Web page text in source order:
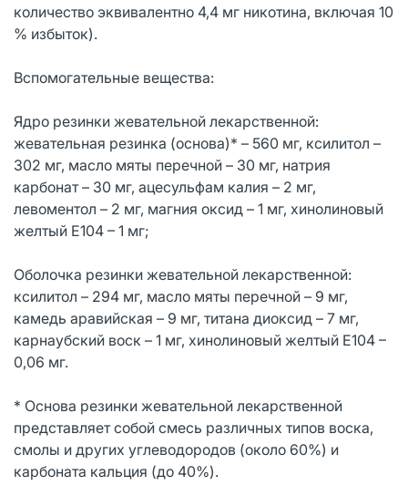
количество эквивалентно 4,4 мг никотина, включая 10
% избыток).
Вспомогательные вещества:
Ядро резинки жевательной лекарственной:
жевательная резинка (основа)* – 560 мг, ксилитол –
302 мг, масло мяты перечной – 30 мг, натрия
карбонат – 30 мг, ацесульфам калия – 2 мг,
левоментол – 2 мг, магния оксид – 1 мг, хинолиновый
желтый Е104 – 1 мг;
Оболочка резинки жевательной лекарственной:
ксилитол – 294 мг, масло мяты перечной – 9 мг,
камедь аравийская – 9 мг, титана диоксид – 7 мг,
карнаубский воск – 1 мг, хинолиновый желтый Е104 –
0,06 мг.
* Основа резинки жевательной лекарственной
представляет собой смесь различных типов воска,
смолы и других углеводородов (около 60%) и
карбоната кальция (до 40%).